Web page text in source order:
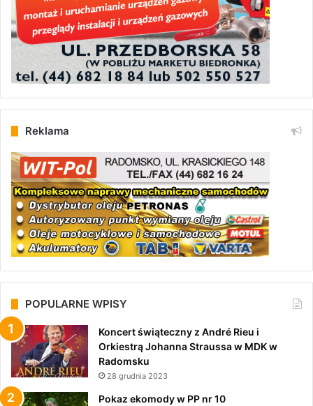
Reklama
POPULARNE WPISY
Koncert świąteczny z André Rieu i
Orkiestrą Johanna Straussa w MDK w
Radomsku
28 grudnia 2023
Pokaz ekomody w PP nr 10